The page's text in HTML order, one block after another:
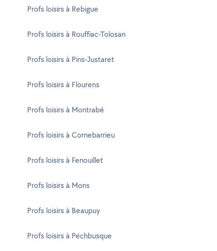
Profs loisirs à Rebigue
Profs loisirs à Rouffiac-Tolosan
Profs loisirs à Pins-Justaret
Profs loisirs à Flourens
Profs loisirs à Montrabé
Profs loisirs à Cornebarrieu
Profs loisirs à Fenouillet
Profs loisirs à Mons
Profs loisirs à Beaupuy
Profs loisirs à Pechbusque